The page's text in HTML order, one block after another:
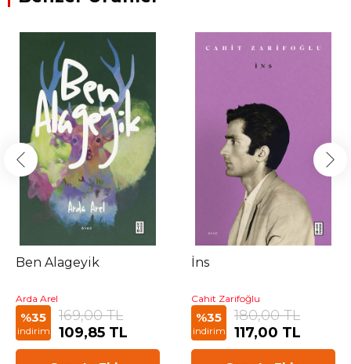
Ben Alageyik
Arda Arel
%35
indirim
169,00 TL
109,85 TL
İns
Cahit Zarifoğlu
%35
indirim
180,00 TL
117,00 TL